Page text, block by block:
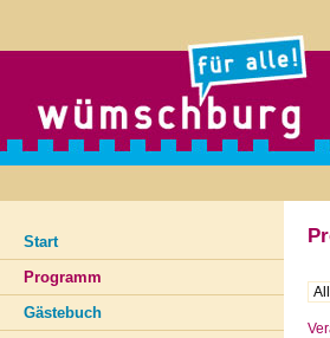
Start
Programm
Gästebuch